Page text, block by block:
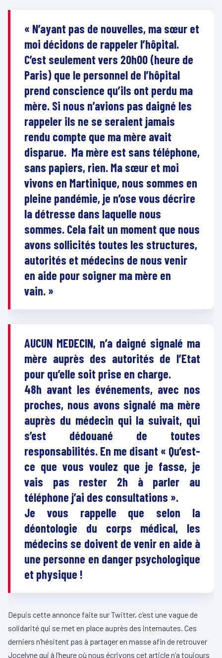
« N’ayant pas de nouvelles, ma sœur et
moi décidons de rappeler l’hôpital.
C’est seulement vers 20h00 (heure de
Paris) que le personnel de l’hôpital
prend conscience qu’ils ont perdu ma
mère. Si nous n’avions pas daigné les
rappeler ils ne se seraient jamais
rendu compte que ma mère avait
disparue. Ma mère est sans téléphone,
sans papiers, rien. Ma sœur et moi
vivons en Martinique, nous sommes en
pleine pandémie, je n’ose vous décrire
la détresse dans laquelle nous
sommes. Cela fait un moment que nous
avons sollicités toutes les structures,
autorités et médecins de nous venir
en aide pour soigner ma mère en
vain. »
AUCUN MEDECIN, n’a daigné signalé ma
mère auprès des autorités de l’Etat
pour qu’elle soit prise en charge.
48h avant les événements, avec nos
proches, nous avons signalé ma mère
auprès du médecin qui la suivait, qui
s’est dédouané de toutes
responsabilités. En me disant « Qu’est-
ce que vous voulez que je fasse, je
vais pas rester 2h à parler au
téléphone j’ai des consultations ».
Je vous rappelle que selon la
déontologie du corps médical, les
médecins se doivent de venir en aide à
une personne en danger psychologique
et physique !
Depuis cette annonce faite sur Twitter, c’est une vague de
solidarité qui se met en place auprès des internautes. Ces
derniers n’hésitent pas à partager en masse afin de retrouver
Jocelyne qui à l’heure où nous écrivons cet article n’a toujours